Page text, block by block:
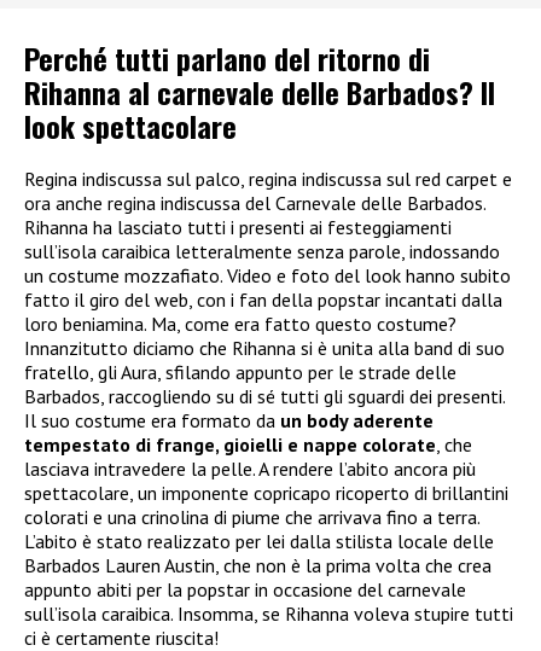
Perché tutti parlano del ritorno di
Rihanna al carnevale delle Barbados? Il
look spettacolare
Regina indiscussa sul palco, regina indiscussa sul red carpet e
ora anche regina indiscussa del Carnevale delle Barbados.
Rihanna ha lasciato tutti i presenti ai festeggiamenti
sull’isola caraibica letteralmente senza parole, indossando
un costume mozzafiato. Video e foto del look hanno subito
fatto il giro del web, con i fan della popstar incantati dalla
loro beniamina. Ma, come era fatto questo costume?
Innanzitutto diciamo che Rihanna si è unita alla band di suo
fratello, gli Aura, sfilando appunto per le strade delle
Barbados, raccogliendo su di sé tutti gli sguardi dei presenti.
Il suo costume era formato da un body aderente
tempestato di frange, gioielli e nappe colorate , che
lasciava intravedere la pelle. A rendere l’abito ancora più
spettacolare, un imponente copricapo ricoperto di brillantini
colorati e una crinolina di piume che arrivava fino a terra.
L’abito è stato realizzato per lei dalla stilista locale delle
Barbados Lauren Austin, che non è la prima volta che crea
appunto abiti per la popstar in occasione del carnevale
sull’isola caraibica. Insomma, se Rihanna voleva stupire tutti
ci è certamente riuscita!